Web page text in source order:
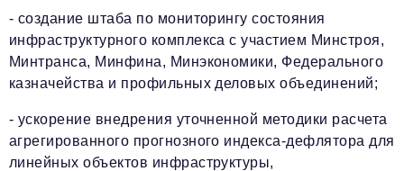
- создание штаба по мониторингу состояния
инфраструктурного комплекса с участием Минстроя,
Минтранса, Минфина, Минэкономики, Федерального
казначейства и профильных деловых объединений;
- ускорение внедрения уточненной методики расчета
агрегированного прогнозного индекса-дефлятора для
линейных объектов инфраструктуры,